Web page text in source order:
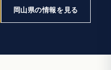
岡山県の情報を見る